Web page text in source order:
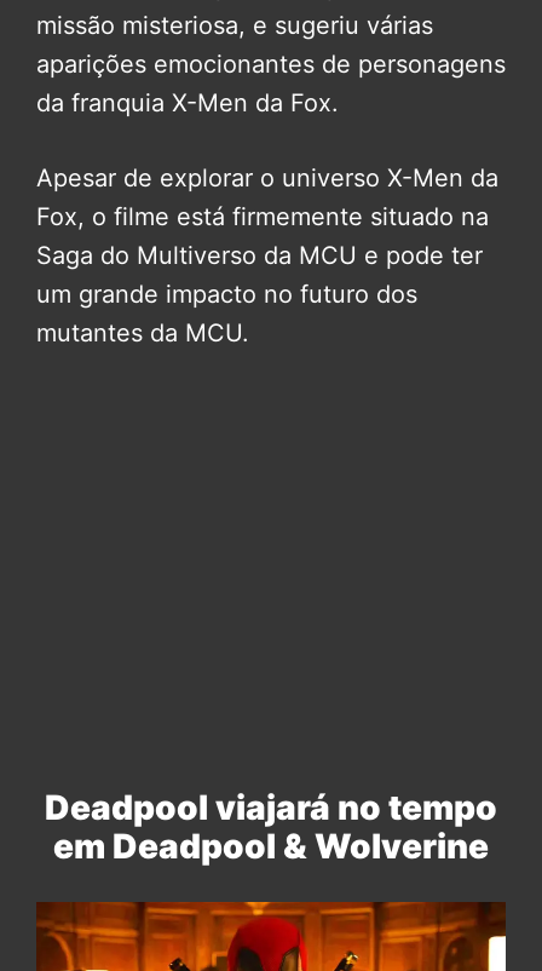
missão misteriosa, e sugeriu várias
aparições emocionantes de personagens
da franquia X-Men da Fox.
Apesar de explorar o universo X-Men da
Fox, o filme está firmemente situado na
Saga do Multiverso da MCU e pode ter
um grande impacto no futuro dos
mutantes da MCU.
Deadpool viajará no tempo
em Deadpool & Wolverine